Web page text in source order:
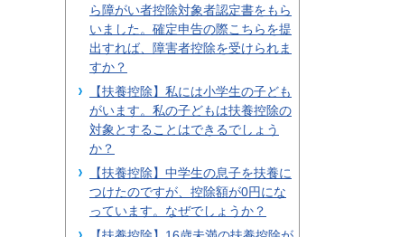
ら障がい者控除対象者認定書をもら
いました。確定申告の際こちらを提
出すれば、障害者控除を受けられま
すか？
【扶養控除】私には小学生の子ども
がいます。私の子どもは扶養控除の
対象とすることはできるでしょう
か？
【扶養控除】中学生の息子を扶養に
つけたのですが、控除額が0円にな
っています。なぜでしょうか？